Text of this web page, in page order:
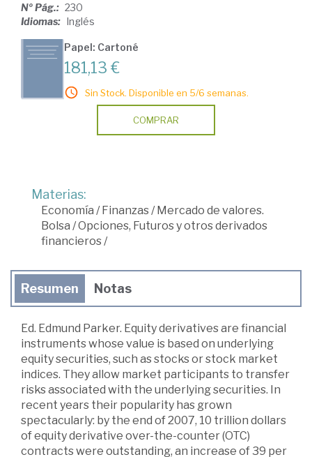
Nº Pág.: 230
Idiomas: Inglés
Papel: Cartoné
181,13 €
Sin Stock. Disponible en 5/6 semanas.
COMPRAR
Materias:
Economía /Finanzas/Mercado de valores.
Bolsa /Opciones, Futuros y otros derivados
financieros/
Resumen Notas
Ed. Edmund Parker. Equity derivatives are financial
instruments whose value is based on underlying
equity securities, such as stocks or stock market
indices. They allow market participants to transfer
risks associated with the underlying securities. In
recent years their popularity has grown
spectacularly: by the end of 2007, 10 trillion dollars
of equity derivative over-the-counter (OTC)
contracts were outstanding, an increase of 39 per